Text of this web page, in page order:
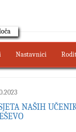
Nastavnici
NAŠIH